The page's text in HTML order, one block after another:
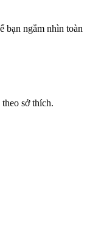
bạn ngắm nhìn toàn
sở thích.